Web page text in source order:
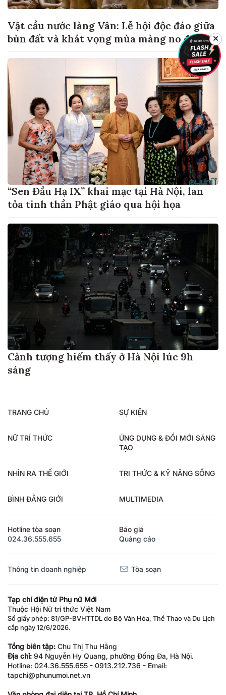
Vật cầu nước làng Vân: Lễ hội độc đáo giữa
bùn đất và khát vọng mùa màng no đủ
“Sen Đầu Hạ IX” khai mạc tại Hà Nội, lan
tỏa tinh thần Phật giáo qua hội họa
Cảnh tượng hiếm thấy ở Hà Nội lúc 9h
sáng
TRANG CHỦ SỰ KIỆN
NỮ TRÍ THỨC
ỨNG DỤNG & ĐỔI MỚI SÁNG
TẠO
NHÌN RA THẾ GIỚI TRI THỨC & KỸ NĂNG SỐNG
BÌNH ĐẲNG GIỚI MULTIMEDIA
Hotline tòa soạn
024.36.555.655
Báo giá
Quảng cáo
Thông tin doanh nghiệp Tòa soạn
Tạp chí điện tử Phụ nữ Mới
Thuộc Hội Nữ trí thức Việt Nam
Số giấy phép: 81/GP-BVHTTDL do Bộ Văn Hóa, Thể Thao và Du Lịch
cấp ngày 12/6/2026.
Tổng biên tập: Chu Thị Thu Hằng
Địa chỉ: 94 Nguyễn Hy Quang, phường Đống Đa, Hà Nội.
Hotline: 024.36.555.655 - 0913.212.736 - Email:
tapchi@phunumoi.net.vn
✕